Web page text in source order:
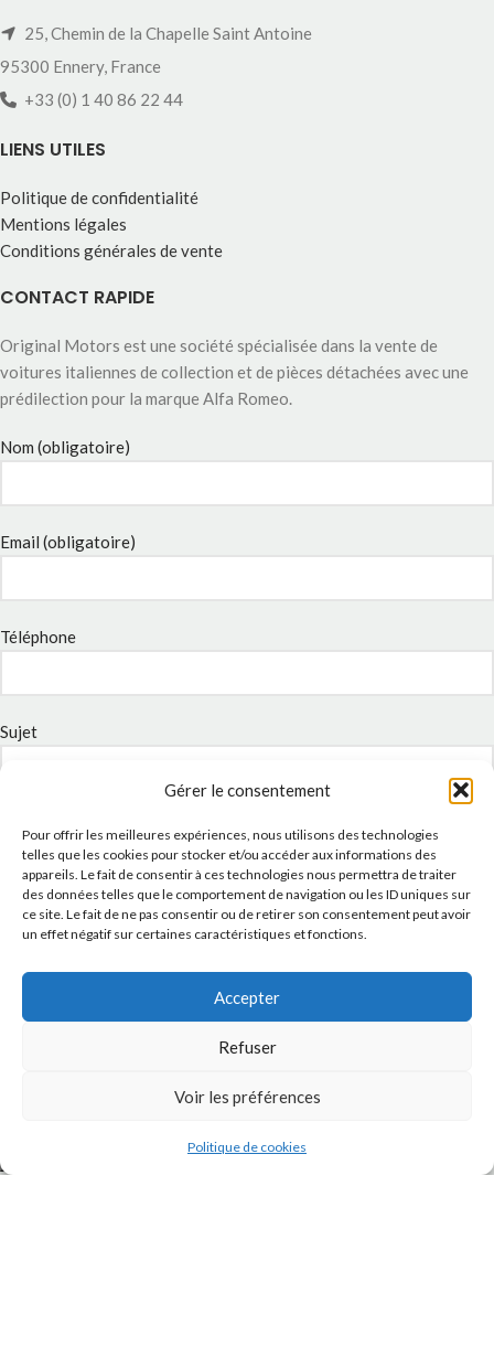
Gérer le consentement
Pour offrir les meilleures expériences, nous utilisons des technologies
telles que les cookies pour stocker et/ou accéder aux informations des
appareils. Le fait de consentir à ces technologies nous permettra de traiter
des données telles que le comportement de navigation ou les ID uniques sur
ce site. Le fait de ne pas consentir ou de retirer son consentement peut avoir
un effet négatif sur certaines caractéristiques et fonctions.
Accepter
Refuser
Voir les préférences
Politique de cookies
25, Chemin de la Chapelle Saint Antoine
95300 Ennery, France
+33 (0) 1 40 86 22 44
LIENS UTILES
Politique de confidentialité
Mentions légales
Conditions générales de vente
CONTACT RAPIDE
Original Motors est une société spécialisée dans la vente de
voitures italiennes de collection et de pièces détachées avec une
prédilection pour la marque Alfa Romeo.
Nom (obligatoire)
Email (obligatoire)
Téléphone
Sujet